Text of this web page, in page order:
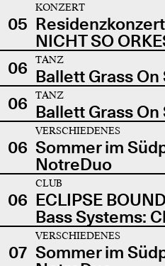
05
KONZERT
NICHT SO
06
TANZ
Ballett Grass On
06
TANZ
Ballett Grass On
06
VERSCHIEDENES
Sommer im
NotreDuo
06
CLUB
ECLIPSE
Bass Systems:
07
VERSCHIEDENES
Sommer im